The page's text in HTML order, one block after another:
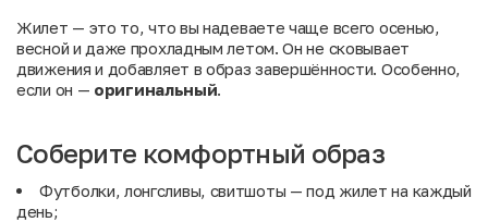
Жилет — это то, что вы надеваете чаще всего осенью,
весной и даже прохладным летом. Он не сковывает
движения и добавляет в образ завершённости. Особенно,
если он — оригинальный.
Соберите комфортный образ
Футболки, лонгсливы, свитшоты — под жилет на каждый
день;